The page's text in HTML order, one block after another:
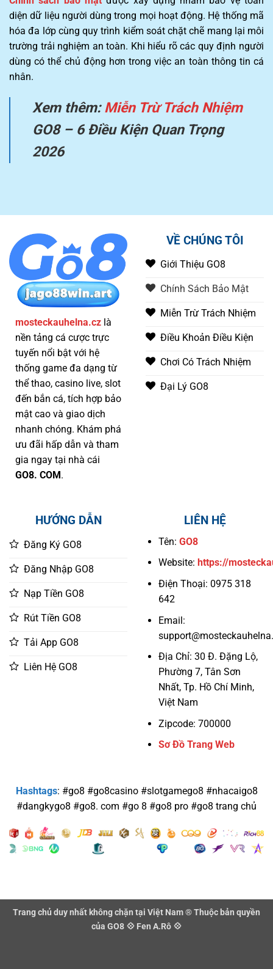
diện dữ liệu người dùng trong mọi hoạt động. Hệ thống mã
hóa đa lớp cùng quy trình kiểm soát chặt chẽ mang lại môi
trường trải nghiệm an toàn. Khi hiểu rõ các quy định người
dùng có thể chủ động hơn trong việc an toàn thông tin cá
nhân.
Xem thêm:Miễn Trừ Trách Nhiệm
GO8 – 6 Điều Kiện Quan Trọng
2026
mosteckauhelna.cz là
nền tảng cá cược trực
tuyến nổi bật với hệ
thống game đa dạng từ
thể thao, casino live, slot
đến bắn cá, tích hợp bảo
mật cao và giao dịch
nhanh chóng. Khám phá
ưu đãi hấp dẫn và tham
gia ngay tại nhà cái
GO8. COM.
VỀ CHÚNG TÔI
Giới Thiệu GO8
Chính Sách Bảo Mật
Miễn Trừ Trách Nhiệm
Điều Khoản Điều Kiện
Chơi Có Trách Nhiệm
Đại Lý GO8
HƯỚNG DẪN
Đăng Ký GO8
Đăng Nhập GO8
Nạp Tiền GO8
Rút Tiền GO8
Tải App GO8
Liên Hệ GO8
LIÊN HỆ
Tên: GO8
Website: https://
Điện Thoại: 0975 318
642
Email:
Địa Chỉ: 30 Đ. Đặng Lộ,
Phường 7, Tân Sơn
Nhất, Tp. Hồ Chí Minh,
Việt Nam
Zipcode: 700000
Sơ Đồ Trang Web
Hashtags: #go8 #go8casino #slotgamego8 #nhacaigo8
#dangkygo8 #go8. com #go 8 #go8 pro #go8 trang chủ
Trang chủ duy nhất không chặn tại Việt Nam ® Thuộc bản quyền
của GO8 💠 Fen A.Rô 💠